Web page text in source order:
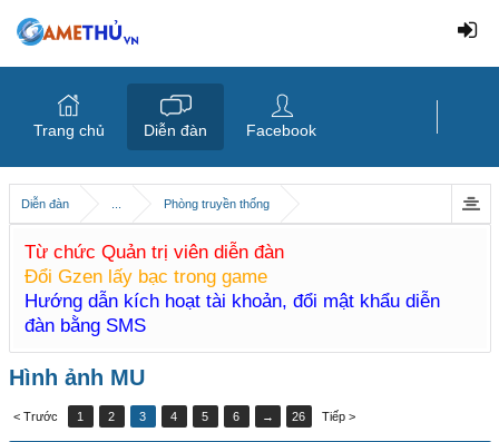
Diễn đàn Phòng truyền thống
Từ chức Quản trị viên diễn đàn
Đổi Gzen lấy bạc trong game
Hướng dẫn kích hoạt tài khoản, đổi mật khẩu diễn
đàn bằng SMS
Hình ảnh MU
< Trước 1 2 3 4 5 6 → 26 Tiếp >
Trang chủ Diễn đàn Facebook